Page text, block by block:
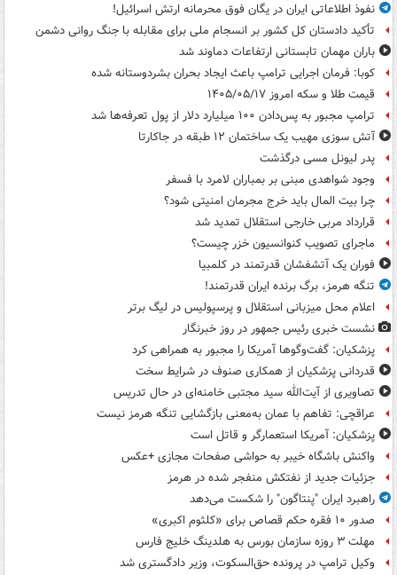
نفوذ اطلاعاتی ایران در یگان فوق محرمانه ارتش اسرائیل!
تأکید دادستان کل کشور بر انسجام ملی برای مقابله با جنگ روانی دشمن
باران مهمان تابستانی ارتفاعات دماوند شد
کوبا: فرمان اجرایی ترامپ باعث ایجاد بحران بشردوستانه شده
قیمت طلا و سکه امروز ۱۴۰۵/۰۵/۱۷
ترامپ مجبور به پس‌دادن ۱۰۰ میلیارد دلار از پول تعرفه‌ها شد
آتش سوزی مهیب یک ساختمان ۱۲ طبقه در جاکارتا
پدر لیونل مسی درگذشت
وجود شواهدی مبنی بر بمباران لامرد با فسفر
چرا بیت المال باید خرج مجرمان امنیتی شود؟
قرارداد مربی خارجی استقلال تمدید شد
ماجرای تصویب کنوانسیون خزر چیست؟
فوران یک آتشفشان قدرتمند در کلمبیا
تنگه هرمز، برگ برنده ایران قدرتمند!
اعلام محل میزبانی استقلال و پرسپولیس در لیگ برتر
نشست خبری رئیس جمهور در روز خبرنگار
پزشکیان: گفت‌وگوها آمریکا را مجبور به همراهی کرد
قدردانی پزشکیان از همکاری صنوف در شرایط سخت
تصاویری از آیت‌الله سید مجتبی خامنه‌ای در حال تدریس
عراقچی: تفاهم با عمان به‌معنی بازگشایی تنگه هرمز نیست
پزشکیان: آمریکا استعمارگر و قاتل است
واکنش باشگاه خیبر به حواشی صفحات مجازی +عکس
جزئیات جدید از نفتکش منفجر شده در هرمز
راهبرد ایران "پنتاگون" را شکست می‌دهد
صدور ۱۰ فقره حکم قصاص برای «کلثوم اکبری»
مهلت ۳ روزه سازمان بورس به هلدینگ خلیج فارس
وکیل ترامپ در پرونده حق‌السکوت، وزیر دادگستری شد